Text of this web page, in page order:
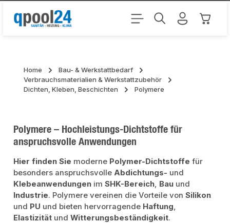
Zum Hauptinhalt springen
Home
Bau- & Werkstattbedarf
Verbrauchsmaterialien & Werkstattzubehör
Dichten, Kleben, Beschichten
Polymere
Polymere – Hochleistungs-Dichtstoffe für
anspruchsvolle Anwendungen
Hier finden Sie moderne Polymer-Dichtstoffe für
besonders anspruchsvolle Abdichtungs- und
Klebeanwendungen imSHK-Bereich, Bau und
Industrie. Polymere vereinen die Vorteile vonSilikon
und PU und bieten hervorragende Haftung,
Elastizität undWitterungsbeständigkeit.